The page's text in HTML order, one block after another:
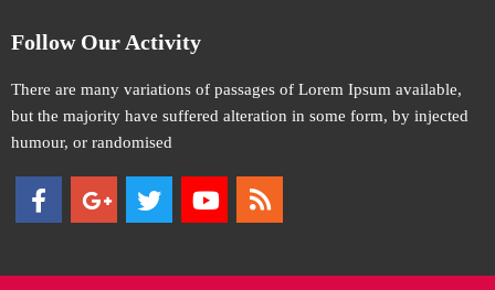
Follow Our Activity
There are many variations of passages of Lorem Ipsum available,
but the majority have suffered alteration in some form, by injected
humour, or randomised